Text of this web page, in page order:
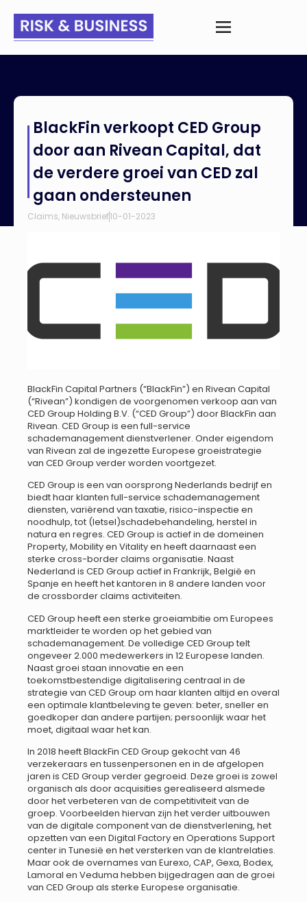
Rivean Capital, dat de verdere groei van CED zal gaan
BlackFin verkoopt CED Group
door aan Rivean Capital, dat
de verdere groei van CED zal
gaan ondersteunen
Claims, Nieuwsbrief10-01-2023
BlackFin Capital Partners (“BlackFin”) en Rivean Capital
(“Rivean”) kondigen de voorgenomen verkoop aan van
CED Group Holding B.V. (“CED Group”) door BlackFin aan
Rivean. CED Group is een full-service
schademanagement dienstverlener. Onder eigendom
van Rivean zal de ingezette Europese groeistrategie
van CED Group verder worden voortgezet.
CED Group is een van oorsprong Nederlands bedrijf en
biedt haar klanten full-service schademanagement
diensten, variërend van taxatie, risico-inspectie en
noodhulp, tot (letsel)schadebehandeling, herstel in
natura en regres. CED Group is actief in de domeinen
Property, Mobility en Vitality en heeft daarnaast een
sterke cross-border claims organisatie. Naast
Nederland is CED Group actief in Frankrijk, België en
Spanje en heeft het kantoren in 8 andere landen voor
de crossborder claims activiteiten.
CED Group heeft een sterke groeiambitie om Europees
marktleider te worden op het gebied van
schademanagement. De volledige CED Group telt
ongeveer 2.000 medewerkers in 12 Europese landen.
Naast groei staan innovatie en een
toekomstbestendige digitalisering centraal in de
strategie van CED Group om haar klanten altijd en overal
een optimale klantbeleving te geven: beter, sneller en
goedkoper dan andere partijen; persoonlijk waar het
moet, digitaal waar het kan.
In 2018 heeft BlackFin CED Group gekocht van 46
verzekeraars en tussenpersonen en in de afgelopen
jaren is CED Group verder gegroeid. Deze groei is zowel
organisch als door acquisities gerealiseerd alsmede
door het verbeteren van de competitiviteit van de
groep. Voorbeelden hiervan zijn het verder uitbouwen
van de digitale component van de dienstverlening, het
opzetten van een Digital Factory en Operations Support
center in Tunesië en het versterken van de klantrelaties.
Maar ook de overnames van Eurexo, CAP, Gexa, Bodex,
Lamoral en Veduma hebben bijgedragen aan de groei
van CED Group als sterke Europese organisatie.